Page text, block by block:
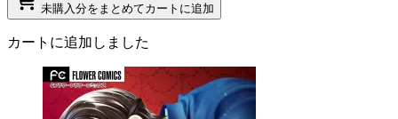
未購入分をまとめてカートに追加
カートに追加しました